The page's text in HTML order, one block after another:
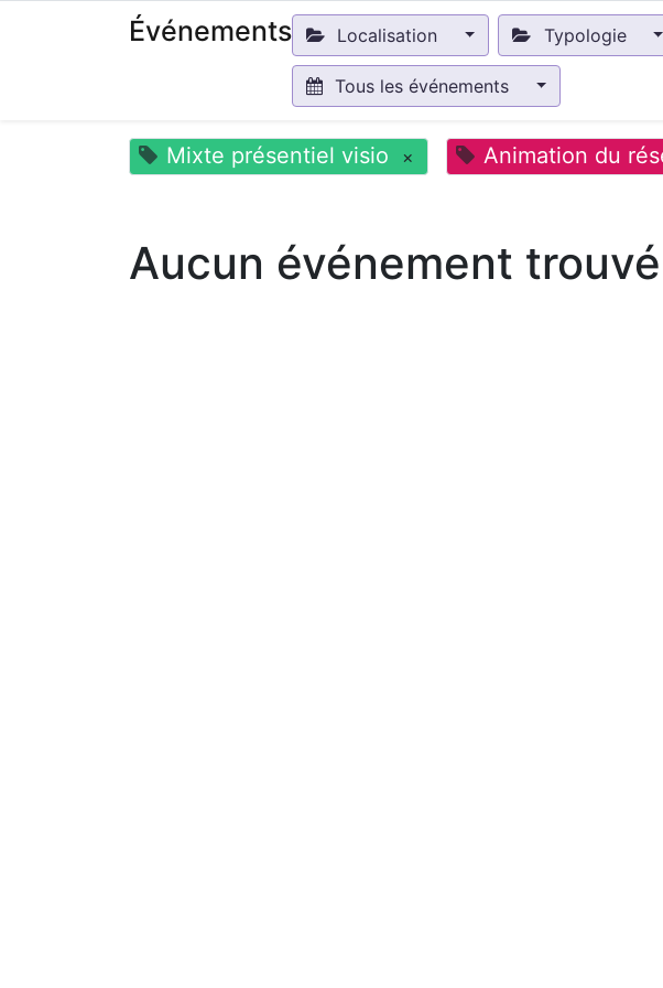
Événements Localisation Typologie
Tous les événements
Mixte présentiel visio × Animation du
Aucun événement